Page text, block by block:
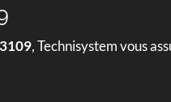
, Technisystem vous